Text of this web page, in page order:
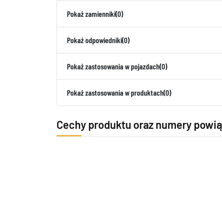
Pokaż zamienniki(0)
Pokaż odpowiedniki(0)
Pokaż zastosowania w pojazdach(0)
Pokaż zastosowania w produktach(0)
Cechy produktu oraz numery